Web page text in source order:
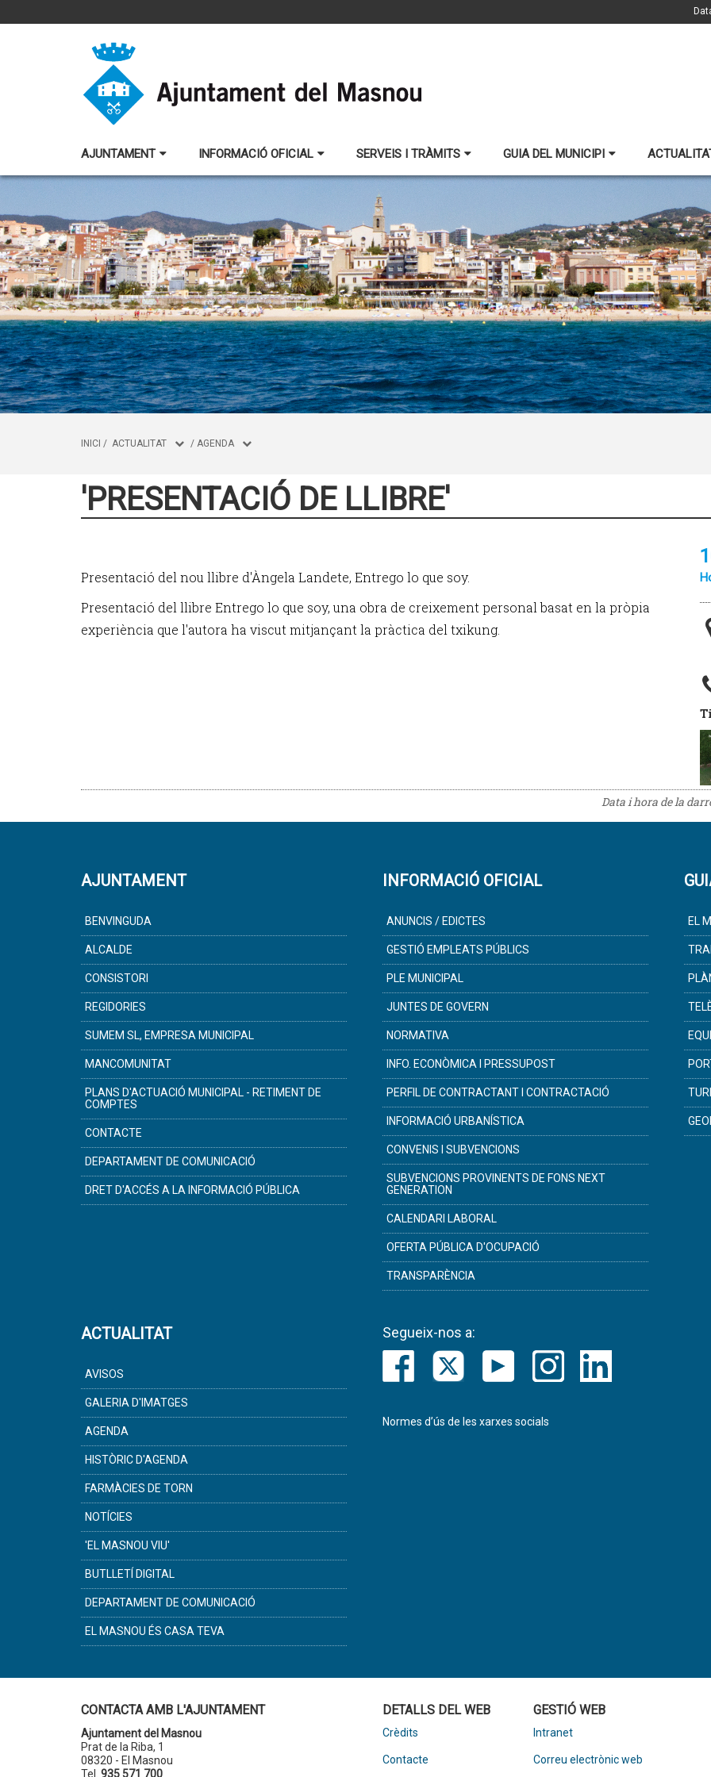
AJUNTAMENT INFORMACIÓ OFICIAL SERVEIS I TRÀMITS GUIA DEL MUNICIPI
INICI / ACTUALITAT / AGENDA
'PRESENTACIÓ DE LLIBRE'
Presentació del nou llibre d'Àngela Landete, Entrego lo que soy.
Presentació del llibre Entrego lo que soy, una obra de creixement personal basat en la pròpia
experiència que l'autora ha viscut mitjançant la pràctica del txikung.
Data i hora de la
AJUNTAMENT
BENVINGUDA
ALCALDE
CONSISTORI
REGIDORIES
SUMEM SL, EMPRESA MUNICIPAL
MANCOMUNITAT
PLANS D'ACTUACIÓ MUNICIPAL - RETIMENT DE
COMPTES
CONTACTE
DEPARTAMENT DE COMUNICACIÓ
DRET D'ACCÉS A LA INFORMACIÓ PÚBLICA
INFORMACIÓ OFICIAL
ANUNCIS / EDICTES
GESTIÓ EMPLEATS PÚBLICS
PLE MUNICIPAL
JUNTES DE GOVERN
NORMATIVA
INFO. ECONÒMICA I PRESSUPOST
PERFIL DE CONTRACTANT I CONTRACTACIÓ
INFORMACIÓ URBANÍSTICA
CONVENIS I SUBVENCIONS
SUBVENCIONS PROVINENTS DE FONS NEXT
GENERATION
CALENDARI LABORAL
OFERTA PÚBLICA D'OCUPACIÓ
TRANSPARÈNCIA
EL
ACTUALITAT
AVISOS
GALERIA D'IMATGES
AGENDA
HISTÒRIC D'AGENDA
FARMÀCIES DE TORN
NOTÍCIES
'EL MASNOU VIU'
BUTLLETÍ DIGITAL
DEPARTAMENT DE COMUNICACIÓ
EL MASNOU ÉS CASA TEVA
Segueix-nos a:
Normes d’ús de les xarxes socials
CONTACTA AMB L'AJUNTAMENT
Ajuntament del Masnou
Prat de la Riba, 1
08320 - El Masnou
Tel. 935 571 700
DETALLS DEL WEB
Crèdits
Contacte
GESTIÓ WEB
Intranet
Correu electrònic web